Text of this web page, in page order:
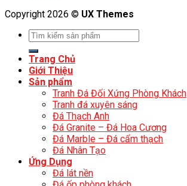
Copyright 2026 © UX Themes
Trang Chủ
Giới Thiệu
Sản phẩm
Tranh Đá Đối Xứng Phòng Khách
Tranh đá xuyên sáng
Đá Thạch Anh
Đá Granite – Đá Hoa Cương
Đá Marble – Đá cẩm thạch
Đá Nhân Tạo
Ứng Dụng
Đá lát nền